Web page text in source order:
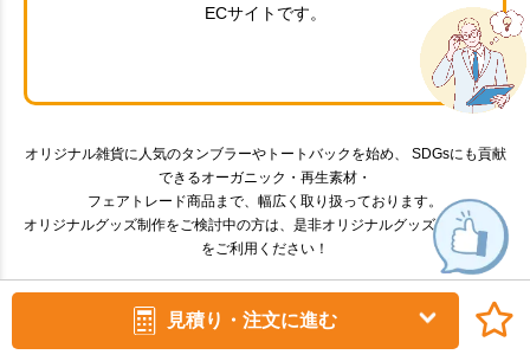
見積り・注文に進む
ECサイトです。
オリジナル雑貨に人気のタンブラーやトートバックを始め、 SDGsにも貢献
できるオーガニック・再生素材・
フェアトレード商品まで、幅広く取り扱っております。
オリジナルグッズ制作をご検討中の方は、是非オリジナルグッズドットコム
をご利用ください！